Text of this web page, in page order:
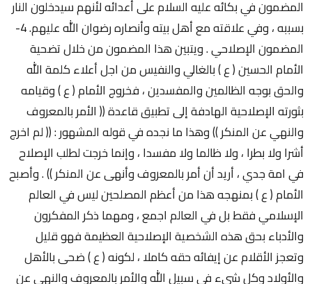
المضمون في بكائه عليه السلام على أعدائه لأنهم سيدخلون النار
بسببه ، وفي علاقته مع أهل بيته وأنصاره رضوان الله عليهم. 4-
المضمون الإصلاحي . ويتبين هذا المضمون من خلال تضحية
الأمام الحسين ( ع ) بالغالي والنفيس من اجل أعلاء كلمة الله
والحق بوجه الظالمين والمفسدين ، فخروج الأمام ( ع ) وقيامه
بثورته الإصلاحية الهادفة إلى تطبيق قاعدة (( الأمر بالمعروف
والنهي عن المنكر )) وهذا ما نجده في قوله المشهور : (( لم اخرج
أشرا ولا بطرا ، ولا ظالما ولا مفسدا ، وإنما خرجت لطلب الإصلاح
في امة جدي ، أريد أن أمر بالمعروف وأنهى عن المنكر )) . وأصبح
الأمام ( ع ) بمنهجه هذا من أعظم المصلحين ليس في العالم
الإسلامي فقط بل في العالم اجمع ، ومهما ذكر المفكرون
والأدباء بحق هذه الشخصية الإصلاحية العظيمة فهو قليل
وتعجز الأقلام عن إيفائه حقه كاملا ، لكونه ( ع ) ضحى بالأهل
والأولاد وكل شيء في سبيل الله والأمر بالمعروف والنهي عن